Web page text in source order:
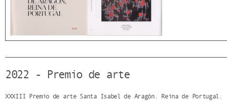
2022 - Premio de arte
XXXIII Premio de arte Santa Isabel de Aragón. Reina de Portugal.